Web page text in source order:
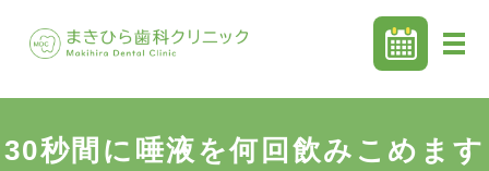
30秒間に唾液を何回飲みこめます